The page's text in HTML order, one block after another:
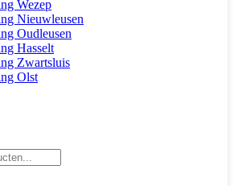
Wezep
Nieuwleusen
Oudleusen
Hasselt
Zwartsluis
Olst